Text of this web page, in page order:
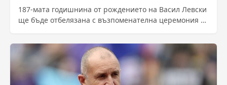
187-мата годишнина от рождението на Васил Левски
ще бъде отбелязана с възпоменателна церемония с